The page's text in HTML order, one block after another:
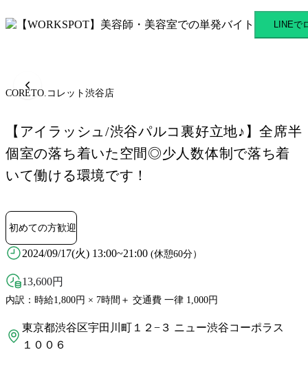
CORETO.コレット渋谷店 渋
LINEで
CORETO.コレット渋谷店
【アイラッシュ/渋谷パルコ裏好立地♪】全席半
個室の落ち着いた空間◎少人数体制で落ち着
いて働ける環境です！
初めての方歓迎
2024/09/17(火) 13:00~21:00 (休憩60分）
13,600円
内訳：時給1,800円 × 7時間＋ 交通費 一律 1,000円
東京都渋谷区宇田川町１２−３ ニュー渋谷コーポラス
１００６